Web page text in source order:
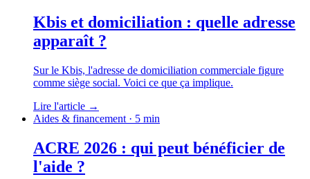
Kbis et domiciliation : quelle adresse
apparaît ?
Sur le Kbis, l'adresse de domiciliation commerciale figure
comme siège social. Voici ce que ça implique.
Lire l'article →
Aides & financement · 5 min
ACRE 2026 : qui peut bénéficier de
l'aide ?